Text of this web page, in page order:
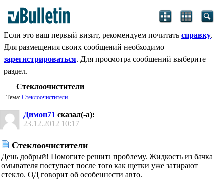
Если это ваш первый визит, рекомендуем почитать справку.
Для размещения своих сообщений необходимо
зарегистрироваться. Для просмотра сообщений выберите
раздел.
Стеклоочистители
Тема: Стеклоочистители
Димон71 сказал(-а):
23.12.2012 10:17
Стеклоочистители
День добрый! Помогите решить проблему. Жидкость из бачка
омывателя поступает после того как щетки уже затирают
стекло. ОД говорит об особенности авто.